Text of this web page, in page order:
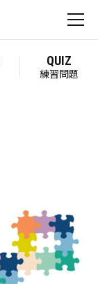
QUIZ
練習問題